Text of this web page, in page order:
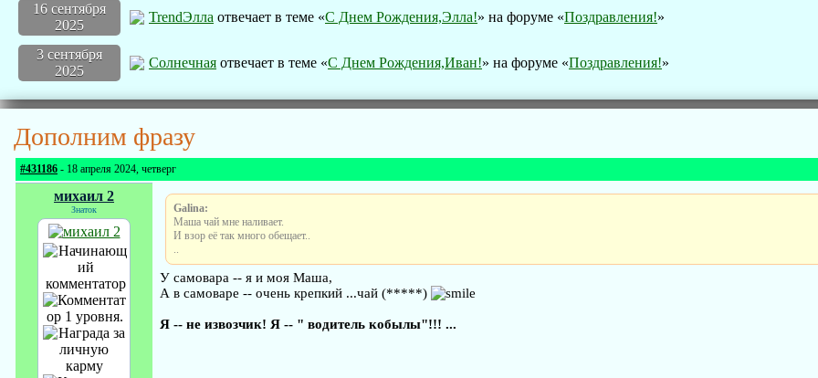
16 сентября
2025
TrendЭлла отвечает в теме «С Днем Рождения,Элла!» на форуме «Поздравления!»
3 сентября
2025
Солнечная отвечает в теме «С Днем Рождения,Иван!» на форуме «Поздравления!»
Дополним фразу
#431186 - 18 апреля 2024, четверг
михаил 2
Знаток
Galina:
Маша чай мне наливает.
И взор её так много обещает..
..
У самовара -- я и моя Маша,
А в самоваре -- очень крепкий ...чай (*****)
Я -- не извозчик! Я -- " водитель кобылы"!!! ...